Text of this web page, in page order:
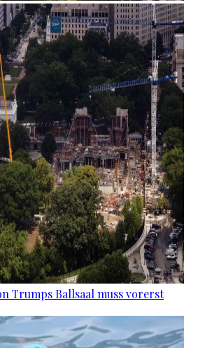
Trumps Ballsaal muss vorerst